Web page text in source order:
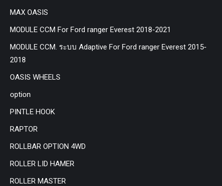
MAX OASIS
MODULE CCM For Ford ranger Everest 2018-2021
MODULE CCM. ระบบ Adaptive For Ford ranger Everest 2015-
2018
OASIS WHEELS
option
PINTLE HOOK
RAPTOR
ROLLBAR OPTION 4WD
ROLLER LID HAMER
ROLLER MASTER